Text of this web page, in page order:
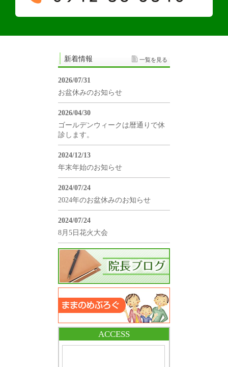
新着情報 一覧を見る
2026/07/31
お盆休みのお知らせ
2026/04/30
ゴールデンウィークは暦通りで休
診します。
2024/12/13
年末年始のお知らせ
2024/07/24
2024年のお盆休みのお知らせ
2024/07/24
8月5日花火大会
ACCESS